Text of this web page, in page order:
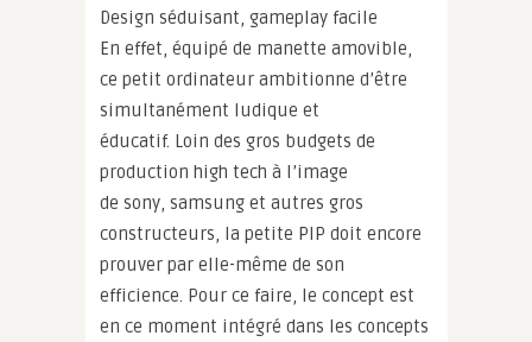
Design séduisant, gameplay facile
En effet, équipé de manette amovible,
ce petit ordinateur ambitionne d’être
simultanément ludique et
éducatif. Loin des gros budgets de
production high tech à l’image
de sony, samsung et autres gros
constructeurs, la petite PIP doit encore
prouver par elle-même de son
efficience. Pour ce faire, le concept est
en ce moment intégré dans les concepts